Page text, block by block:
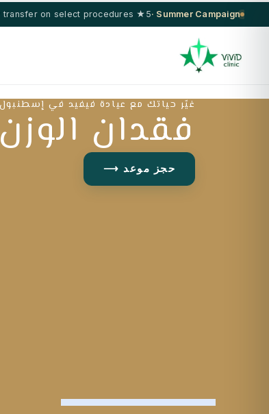
Summer Campaign ·
5★ hotel + VIP transfer on select procedures
غيّر حياتك مع عيادة فيفيد في إسطنبول
فقدان
حجز موعد ⟶